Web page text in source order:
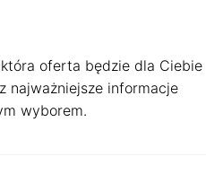
oferta będzie dla Ciebie
najważniejsze informacje
wyborem.